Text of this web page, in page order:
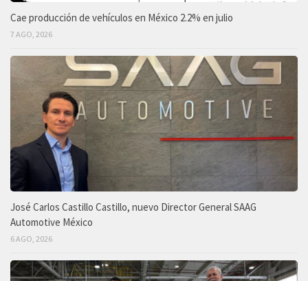
Cae producción de vehículos en México 2.2% en julio
7 AGO, 2026
José Carlos Castillo Castillo, nuevo Director General SAAG
Automotive México
6 AGO, 2026